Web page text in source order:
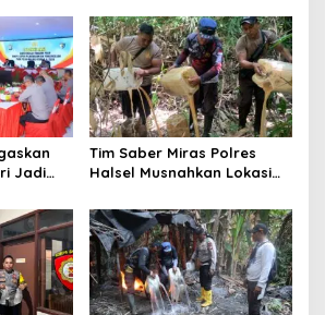
Jadi
Tim Saber Miras Polres
Halsel Musnahkan Lokasi
Desa Sawadai